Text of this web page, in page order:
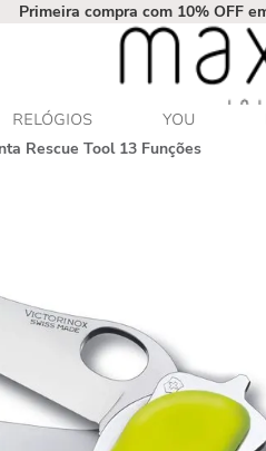
Primeira compra com 10% OFF
RELÓGIOS YOU
Rescue Tool 13 Funções